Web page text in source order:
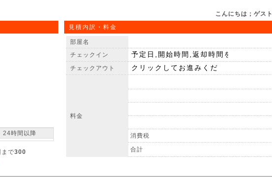
こんにちは；ゲスト
24時間以降
まで300
見積内訳・料金
部屋名
チェックイン
チェックアウト
料金
消費税
合計